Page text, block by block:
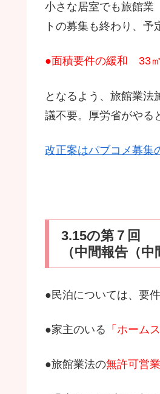
小さな居室でも旅館業
トの募集も終わり、予
●面積要件の緩和 33
となるよう、旅館業
議不要。厚労省がやる
改正案はパブコメ募
3.15の第７回
（中間報告（中
●民泊については、要
●家主のいる 「ホーム
●旅館業法の無許可営